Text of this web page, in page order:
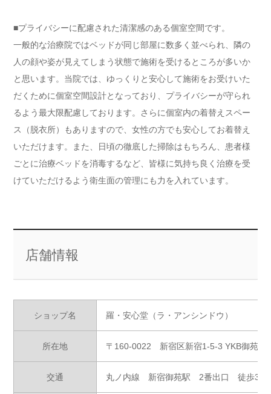
■プライバシーに配慮された清潔感のある個室空間です。
一般的な治療院ではベッドが同じ部屋に数多く並べられ、隣の
人の顔や姿が見えてしまう状態で施術を受けるところが多いか
と思います。当院では、ゆっくりと安心して施術をお受けいた
だくために個室空間設計となっており、プライバシーが守られ
るよう最大限配慮しております。さらに個室内の着替えスペー
ス（脱衣所）もありますので、女性の方でも安心してお着替え
いただけます。また、日頃の徹底した掃除はもちろん、患者様
ごとに治療ベッドを消毒するなど、皆様に気持ち良く治療を受
けていただけるよう衛生面の管理にも力を入れています。
店舗情報
ショップ名 羅・安心堂（ラ・アンシンドウ）
所在地 〒160-0022 新宿区新宿1-5-3 YKB御苑
交通 丸ノ内線 新宿御苑駅 2番出口 徒歩3分